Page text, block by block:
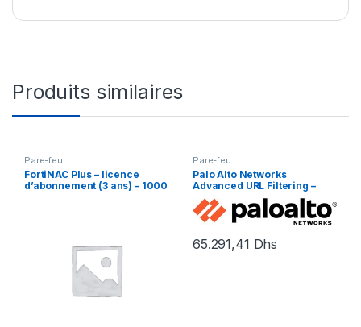
Produits similaires
Pare-feu
FortiNAC Plus – licence
d’abonnement (3 ans) – 1000
Pare-feu
Palo Alto Networks
Advanced URL Filtering –
renouvellement de la
licence d’abonnement (3
ans) – 1 périphérique dans la
65.291,41 Dhs